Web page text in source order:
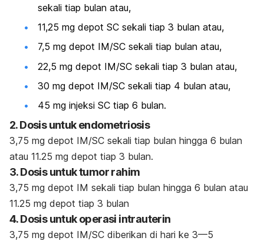
sekali tiap bulan atau,
11,25 mg depot SC sekali tiap 3 bulan atau,
7,5 mg depot IM/SC sekali tiap bulan atau,
22,5 mg depot IM/SC sekali tiap 3 bulan atau,
30 mg depot IM/SC sekali tiap 4 bulan atau,
45 mg injeksi SC tiap 6 bulan.
2. Dosis untuk endometriosis
3,75 mg depot IM/SC sekali tiap bulan hingga 6 bulan
atau 11.25 mg depot tiap 3 bulan.
3. Dosis untuk tumor rahim
3,75 mg depot IM sekali tiap bulan hingga 6 bulan atau
11.25 mg depot tiap 3 bulan
4. Dosis untuk operasi intrauterin
3,75 mg depot IM/SC diberikan di hari ke 3—5